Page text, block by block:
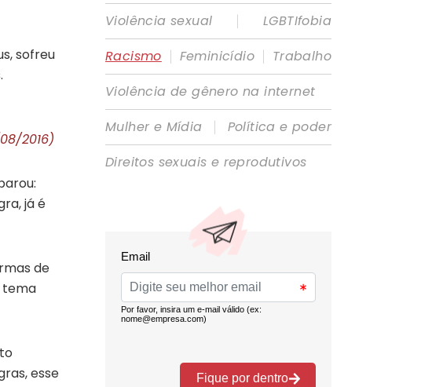
sofreu
2016)
já é
de
tema
esse
Violência sexual
|
LGBTIfobia
Racismo | Feminicídio | Trabalho
Violência de gênero na internet
Mulher e Mídia
|
Política e poder
Direitos sexuais e reprodutivos